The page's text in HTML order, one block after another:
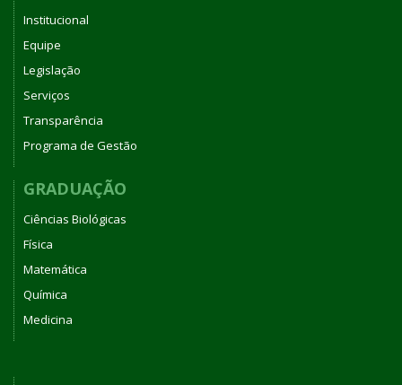
Institucional
Equipe
Legislação
Serviços
Transparência
Programa de Gestão
GRADUAÇÃO
Ciências Biológicas
Física
Matemática
Química
Medicina